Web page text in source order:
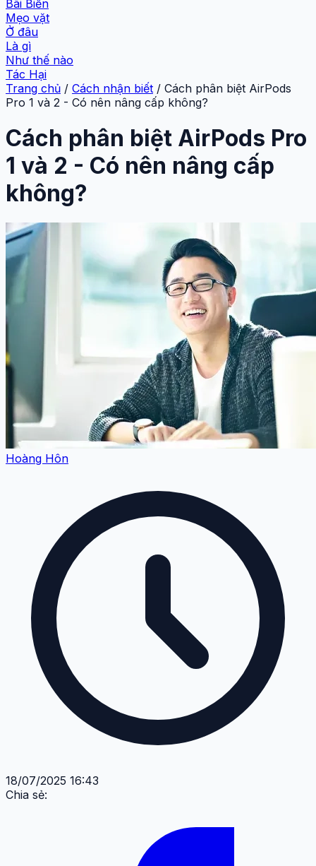
Bãi Biển
Mẹo vặt
Ở đâu
Là gì
Như thế nào
Tác Hại
Trang chủ / Cách nhận biết / Cách phân biệt AirPods
Pro 1 và 2 - Có nên nâng cấp không?
Cách phân biệt AirPods Pro
1 và 2 - Có nên nâng cấp
không?
Hoàng Hôn
18/07/2025 16:43
Chia sẻ: